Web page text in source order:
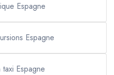
Espagne
Espagne
Espagne